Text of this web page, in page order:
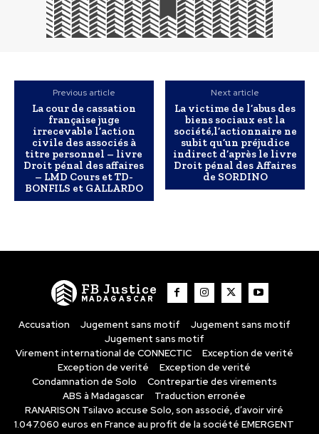
Previous article
La cour de cassation
française juge
irrecevable l’action
civile des associés à
titre personnel – livre
Droit pénal des affaires
– LMD Cours et TD-
BONFILS et GALLARDO
Next article
La victime de l’abus des
biens sociaux est la
société,l’actionnaire ne
subit qu’un préjudice
indirect d’après le livre
Droit pénal des Affaires
de SORDINO
FB Justice
MADAGASCAR
Accusation Jugement sans motif
Jugement sans motif
Jugement sans motif
Virement international de CONNECTIC
Exception de verité
Exception de verité
Exception de verité
Condamnation de Solo
Contrepartie des virements
ABS à Madagascar
Traduction erronée
RANARISON Tsilavo accuse Solo, son associé, d’avoir viré
1.047.060 euros en France au profit de la société EMERGENT